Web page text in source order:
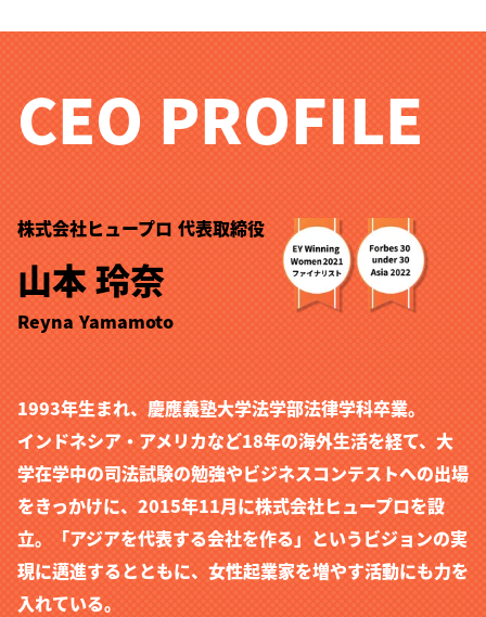
CEO PROFILE
株式会社ヒュープロ 代表取締役
山本 玲奈
Reyna Yamamoto
1993年生まれ、慶應義塾大学法学部法律学科卒業。
インドネシア・アメリカなど18年の海外生活を経て、大
学在学中の司法試験の勉強やビジネスコンテストへの出場
をきっかけに、2015年11月に株式会社ヒュープロを設
立。「アジアを代表する会社を作る」というビジョンの実
現に邁進するとともに、女性起業家を増やす活動にも力を
入れている。